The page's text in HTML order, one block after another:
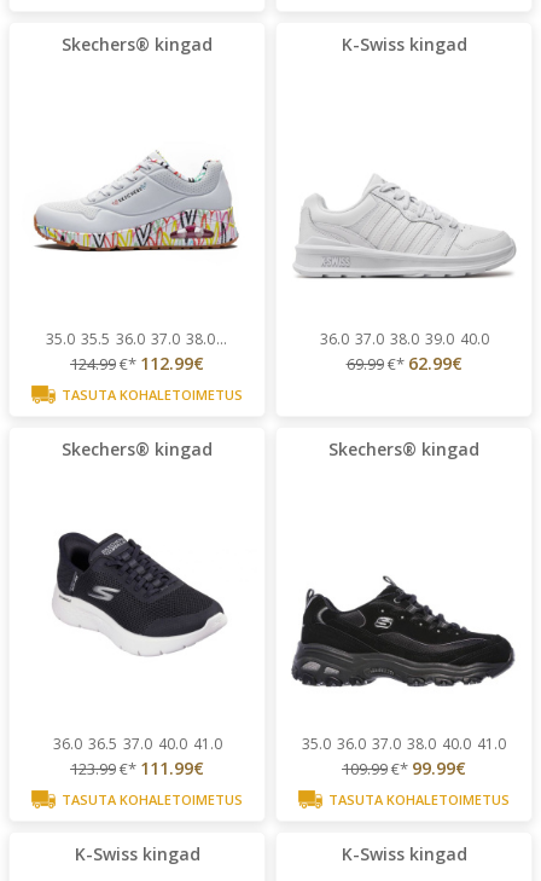
Skechers® kingad
35.0 35.5 36.0 37.0 38.0...
124.99€* 112.99€
TASUTA KOHALETOIMETUS
K-Swiss kingad
36.0 37.0 38.0 39.0 40.0
69.99€* 62.99€
Skechers® kingad
36.0 36.5 37.0 40.0 41.0
123.99€* 111.99€
TASUTA KOHALETOIMETUS
Skechers® kingad
35.0 36.0 37.0 38.0 40.0 41.0
109.99€* 99.99€
TASUTA KOHALETOIMETUS
K-Swiss kingad K-Swiss kingad